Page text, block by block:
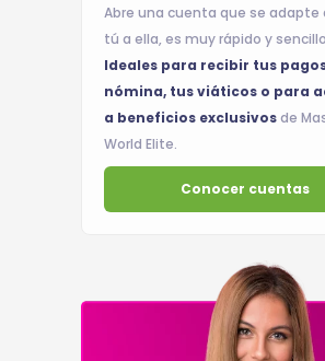
Abre una cuenta que se adapte
tú a ella, es muy rápido y
Ideales para recibir tus
nómina, tus viáticos o para
a beneficios exclusivosde
World Elite.
Conocer cuentas